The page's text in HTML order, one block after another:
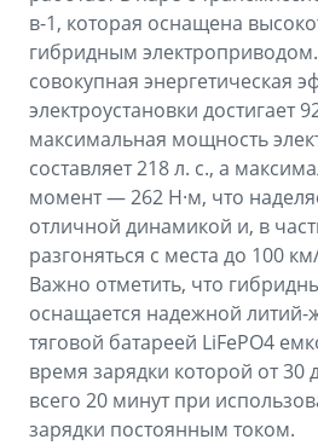
в-1, которая оснащена
гибридным
совокупная энергетическая
электроустановки достигает
максимальная мощность
составляет 218 л. с., а
момент — 262 Н·м, что
отличной динамикой и, в
разгоняться с места до 100
Важно отметить, что
оснащается надежной литий-
тяговой батареей LiFePO4
время зарядки которой от 30
всего 20 минут при
зарядки постоянным током.